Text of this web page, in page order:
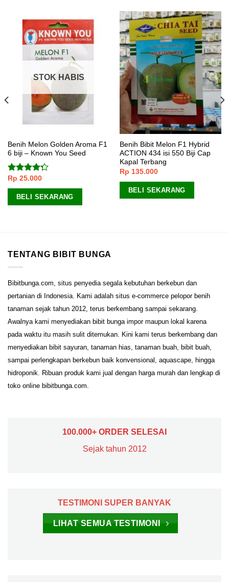
STOK HABIS
Benih Melon Golden Aroma F1
6 biji – Known You Seed
Dinilai
4.00dari
Rp 25.000
BELI SEKARANG
Benih Bibit Melon F1 Hybrid
ACTION 434 isi 550 Biji Cap
Kapal Terbang
Rp 135.000
BELI SEKARANG
TENTANG BIBIT BUNGA
Bibitbunga.com, situs penyedia segala kebutuhan berkebun dan
pertanian di Indonesia. Kami adalah situs e-commerce pelopor benih
tanaman sejak tahun 2012, terus berkembang sampai sekarang.
Awalnya kami menyediakan bibit bunga impor maupun lokal karena
pada waktu itu masih sulit ditemukan. Kini kami terus berkembang dan
menyediakan bibit sayuran, tanaman hias, tanaman buah, bibit buah,
sampai perlengkapan berkebun baik konvensional, aquascape, hingga
hidroponik. Ribuan produk kami jual dengan harga murah dan lengkap di
toko online bibitbunga.com.
100.000+ ORDER SELESAI
Sejak tahun 2012
TESTIMONI SUPER BANYAK
LIHAT SEMUA TESTIMONI